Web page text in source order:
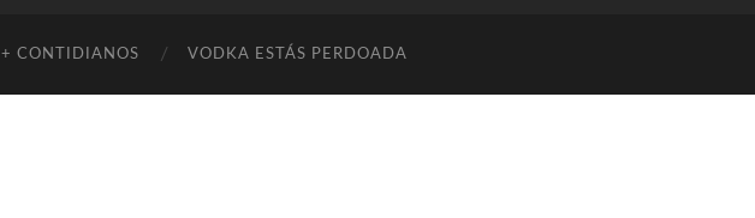
+ CONTIDIANOS VODKA ESTÁS PERDOADA